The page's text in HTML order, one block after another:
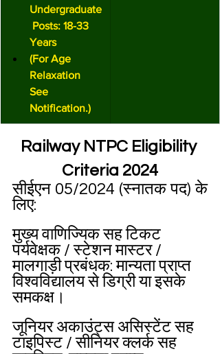
Undergraduate
Posts: 18-33
Years
(For Age
Relaxation
See
Notification.)
Railway NTPC Eligibility
Criteria 2024
सीईएन 05/2024 (स्नातक पद) के
लिए:
मुख्य वाणिज्यिक सह टिकट
पर्यवेक्षक / स्टेशन मास्टर /
मालगाड़ी प्रबंधक: मान्यता प्राप्त
विश्वविद्यालय से डिग्री या इसके
समकक्ष।
जूनियर अकाउंट्स असिस्टेंट सह
टाइपिस्ट / सीनियर क्लर्क सह